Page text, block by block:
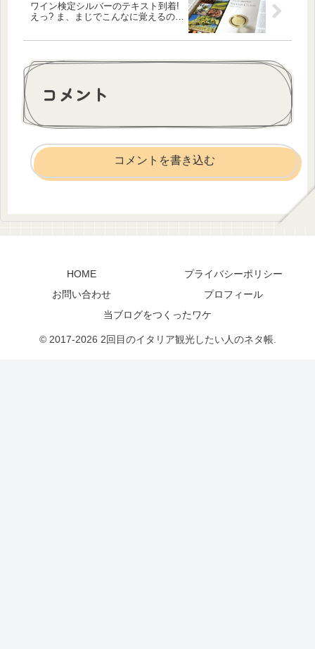
ワイン検定シルバーのテキスト到着!
えっ? ま、まじでこんなに覚えるの…
コメント
コメントを書き込む
HOME
プライバシーポリシー
お問い合わせ
プロフィール
当ブログをつくったワケ
© 2017-2026 2回目のイタリア観光したい人のネタ帳.